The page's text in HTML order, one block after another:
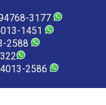
3177
1451
2588
2586